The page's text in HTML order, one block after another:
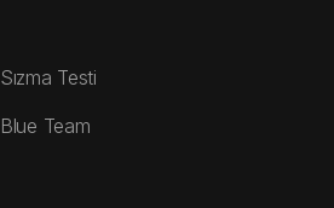
Sızma Testi
Blue Team